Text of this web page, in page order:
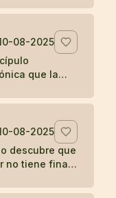
nuestra
08-2025
que la
y la espera.
08-2025
descubre que
no tiene final,